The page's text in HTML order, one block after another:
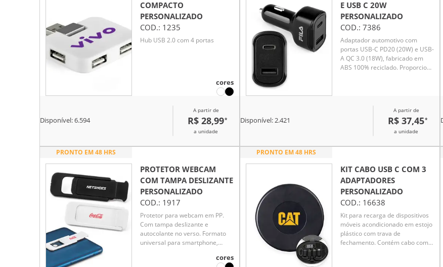
COMPACTO
PERSONALIZADO
COD.: 1235
Hub USB 2.0 com 4 portas
cores
Disponível:6.594
A partir de
R$ 28,99*
a unidade
E USB C 20W
PERSONALIZADO
COD.: 7386
Adaptador automotivo com
portas USB-C PD20 (20W) e USB-
A QC 3.0 (18W), fabricado em
ABS 100% reciclado. Proporciona
eletrônicos. Cabo de
carregamento não incluso,
acompanha apenas o adaptador.
Disponível:2.421
A partir de
R$ 37,45*
a unidade
PRONTO EM 48 HRS
PROTETOR WEBCAM
COM TAMPA DESLIZANTE
PERSONALIZADO
COD.: 1917
Protetor para webcam em PP.
Com tampa deslizante e
autocolante no verso. Formato
universal para smartphone,
cores
PRONTO EM 48 HRS
KIT CABO USB C COM 3
ADAPTADORES
PERSONALIZADO
COD.: 16638
Kit para recarga de dispositivos
móveis acondicionado em estojo
plástico com trava de
fechamento. Contém cabo com